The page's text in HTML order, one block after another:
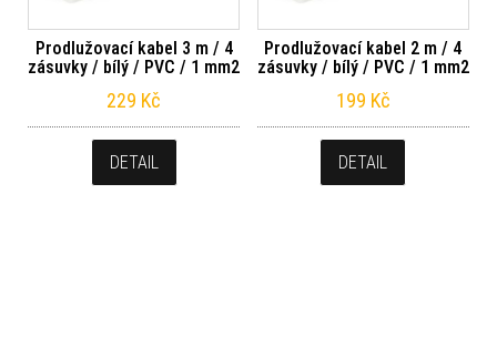
Prodlužovací kabel 3 m / 4
zásuvky / bílý / PVC / 1 mm2
229 Kč
DETAIL
Prodlužovací kabel 2 m / 4
zásuvky / bílý / PVC / 1 mm2
199 Kč
DETAIL